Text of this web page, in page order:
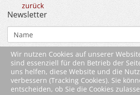
zurück
Newsletter
Wir nutzen Cookies auf unserer
sind essenziell für den Betrieb der
uns helfen, diese Website und die
verbessern (Tracking Cookies). Sie
entscheiden, ob Sie die Cookies